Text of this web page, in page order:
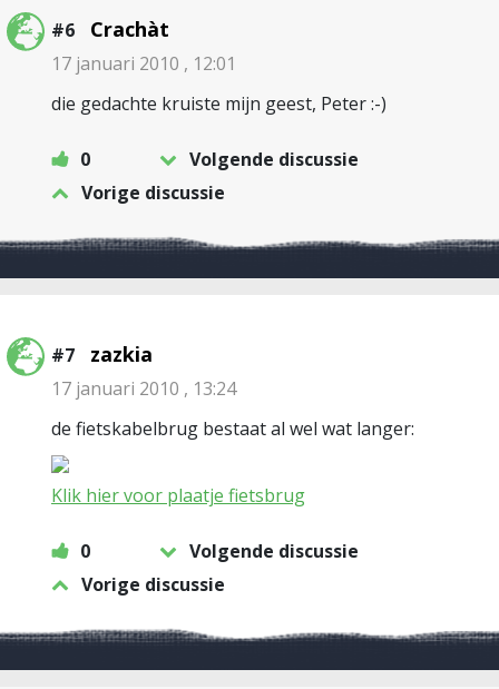
#6 Crachàt
17 januari 2010 , 12:01
die gedachte kruiste mijn geest, Peter :-)
0
Volgende discussie
Vorige discussie
#7 zazkia
17 januari 2010 , 13:24
de fietskabelbrug bestaat al wel wat langer:
Klik hier voor plaatje fietsbrug
0
Volgende discussie
Vorige discussie